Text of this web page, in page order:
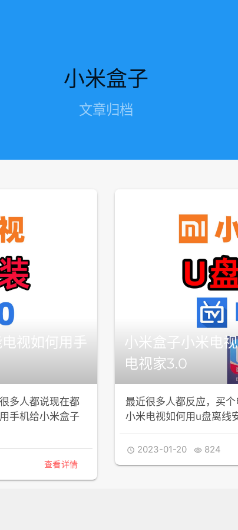
小米盒子
文章归档
视如何用手
多人都说现在都
手机给小米盒子
查看详情
小米盒子小米电
电视家3.0
最近很多人都反应，买
小米电视如何用u盘离线
 2023-01-20  824